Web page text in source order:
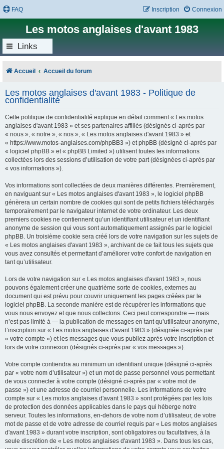
FAQ Connexion
Inscription
Les motos anglaises d'avant 1983
Links
Accueil Accueil du forum
Les motos anglaises d'avant 1983 - Politique de
confidentialité
Cette politique de confidentialité explique en détail comment « Les motos
anglaises d'avant 1983 » et ses partenaires affiliés (désignés ci-après par
« nous », « notre », « nos », « Les motos anglaises d'avant 1983 » et
« https://www.motos-anglaises.com/phpBB3 ») et phpBB (désigné ci-après par
« logiciel phpBB » et « phpBB Limited ») utilisent toutes les informations
collectées lors des sessions d’utilisation de votre part (désignées ci-après par
« vos informations »).
Vos informations sont collectées de deux manières différentes. Premièrement,
en naviguant sur « Les motos anglaises d'avant 1983 », le logiciel phpBB
génèrera un certain nombre de cookies qui sont de petits fichiers téléchargés
temporairement par le navigateur internet de votre ordinateur. Les deux
premiers cookies ne contiennent qu’un identifiant utilisateur et un identifiant
anonyme de session qui vous sont automatiquement assignés par le logiciel
phpBB. Un troisième cookie sera créé lors de votre navigation sur les sujets de
« Les motos anglaises d'avant 1983 », archivant de ce fait tous les sujets que
vous avez consultés et permettant d’améliorer votre confort de navigation en
tant qu’utilisateur.
Lors de votre navigation sur « Les motos anglaises d'avant 1983 », nous
pouvons également créer une quatrième sorte de cookies, externes au
document qui est prévu pour couvrir uniquement les pages créées par le
logiciel phpBB. La seconde manière est de récupérer les informations que
vous nous envoyez et que nous collectons. Ceci peut correspondre — mais
n’est pas limité à — la publication de messages en tant qu’utilisateur anonyme,
l’inscription sur « Les motos anglaises d'avant 1983 » (désignée ci-après par
« votre compte ») et les messages que vous publiez après votre inscription et
lors de votre connexion (désignés ci-après par « vos messages »).
Votre compte contiendra au minimum un identifiant unique (désigné ci-après
par « votre nom d’utilisateur ») et un mot de passe personnel vous permettant
de vous connecter à votre compte (désigné ci-après par « votre mot de
passe ») et une adresse de courriel personnelle. Les informations de votre
compte sur « Les motos anglaises d'avant 1983 » sont protégées par les lois
de protection des données applicables dans le pays qui héberge notre
serveur. Toutes les informations, en-dehors de votre nom d’utilisateur, de votre
mot de passe et de votre adresse de courriel requis par « Les motos anglaises
d'avant 1983 » durant votre inscription, sont obligatoires ou facultatives, à la
seule discrétion de « Les motos anglaises d'avant 1983 ». Dans tous les cas,